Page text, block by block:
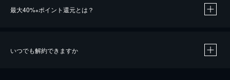
最大40%※ポイント還元とは？
いつでも解約できますか